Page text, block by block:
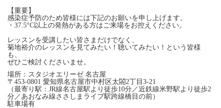
【重要】
感染症予防のため皆様には下記のお願いを申し上げます。
・37.5°C以上の発熱がある方はご来場をお控えください。
レッスンを受講したい皆さまだけでなく、
菊地裕介のレッスンを見てみたい！聴いてみたい！という皆様
も、
ぜひご検討くださいませ。
場所：スタジオエリーゼ 名古屋
〒453-0801 愛知県名古屋市中村区太閤2丁目3-21
（最寄り駅：JR線名古屋駅より徒歩10分／近鉄線米野駅より徒歩2
分／あおなみ線ささしまライブ駅跨線橋目の前）
駐車場有